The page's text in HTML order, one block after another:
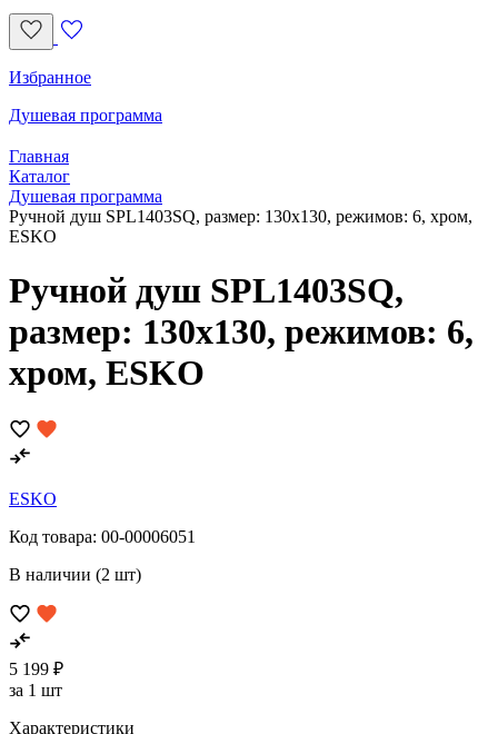
Избранное
Душевая программа
Главная
Каталог
Душевая программа
Ручной душ SPL1403SQ, размер: 130х130, режимов: 6, хром,
ESKO
Ручной душ SPL1403SQ,
размер: 130х130, режимов: 6,
хром, ESKO
ESKO
Код товара: 00-00006051
В наличии (2 шт)
5 199 ₽
за 1 шт
Характеристики